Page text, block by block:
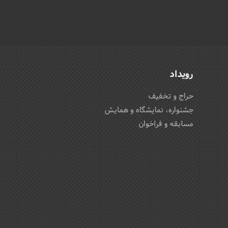
رویداد
حراج و تخفیف
جشنواره، نمایشگاه و همایش
مسابقه و فراخوان